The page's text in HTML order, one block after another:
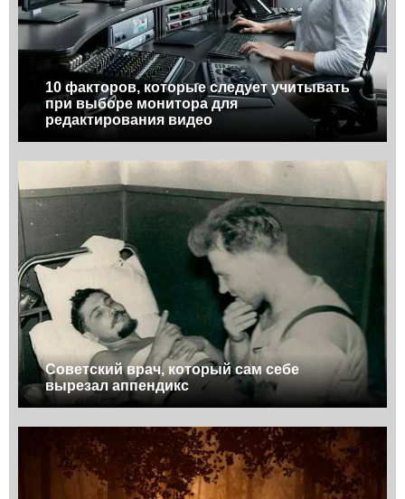
10 факторов, которые следует учитывать
при выборе монитора для
редактирования видео
Советский врач, который сам себе
вырезал аппендикс